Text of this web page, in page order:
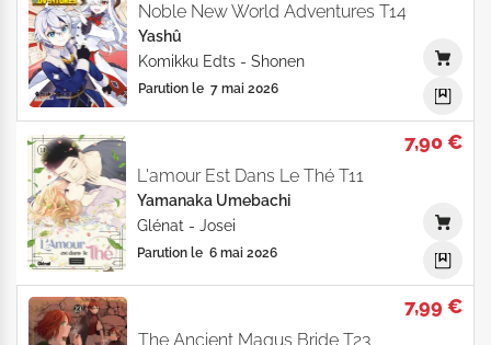
Noble New World Adventures T14
Yashû
Komikku Edts - Shonen
Parution le 7 mai 2026
7,90 €
L'amour Est Dans Le Thé T11
Yamanaka Umebachi
Glénat - Josei
Parution le 6 mai 2026
7,99 €
The Ancient Magus Bride T23